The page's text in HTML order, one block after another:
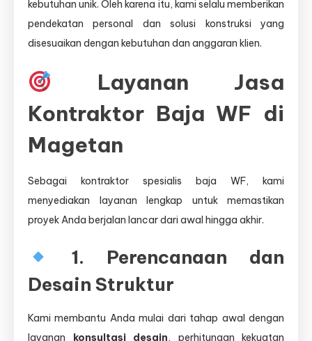
kebutuhan unik. Oleh karena itu, kami selalu memberikan
pendekatan personal dan solusi konstruksi yang
disesuaikan dengan kebutuhan dan anggaran klien.
Layanan Jasa
Kontraktor Baja WF di
Magetan
Sebagai kontraktor spesialis baja WF, kami
menyediakan layanan lengkap untuk memastikan
proyek Anda berjalan lancar dari awal hingga akhir.
1. Perencanaan dan
Desain Struktur
Kami membantu Anda mulai dari tahap awal dengan
layanan konsultasi desain, perhitungan kekuatan